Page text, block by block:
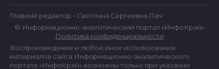
Главный редактор - Светлана Сергеевна Лач
© Информационно-аналитический портал «ИнфоКрай»
Политика конфиденциальности
Воспроизведение и любое иное использование
материалов сайта Информационно-аналитического
портала «ИнфоКрай» возможны только при указании